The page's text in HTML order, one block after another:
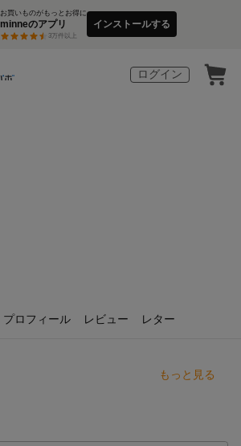
お買いものがもっとお得に
minneのアプリ
3万件以上
インストールする
ログイン
プロフィール レビュー レター
もっと見る